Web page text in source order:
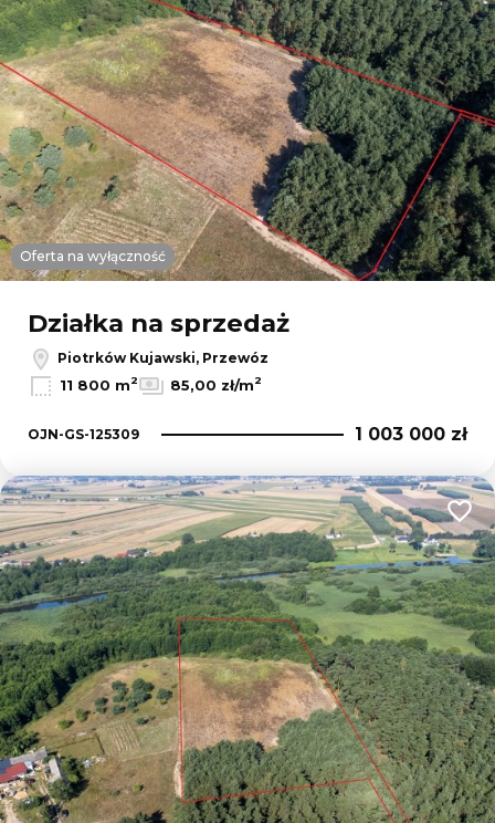
Oferta na wyłączność
Działka na sprzedaż
Piotrków Kujawski, Przewóz
11 800 m2 85,00 zł/m2
OJN-GS-125309 1 003 000 zł